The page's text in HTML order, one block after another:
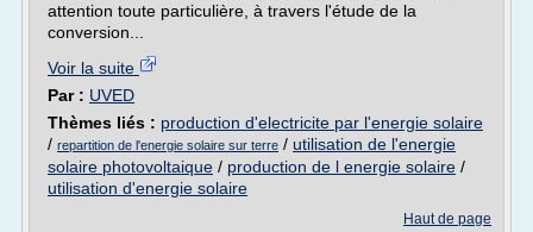
attention toute particulière, à travers l'étude de la
conversion...
Voir la suite
Par : UVED
Thèmes liés : production d'electricite par l'energie solaire
/ repartition de l'energie solaire sur terre / utilisation de l'energie
solaire photovoltaique / production de l energie solaire /
utilisation d'energie solaire
Haut de page